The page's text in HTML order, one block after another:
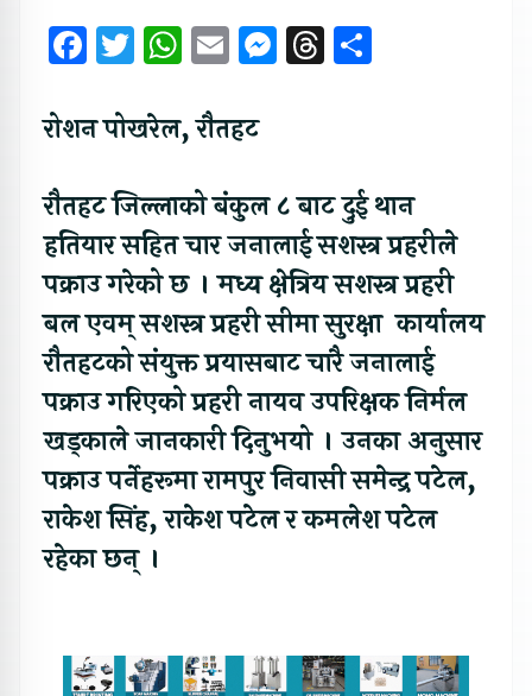
Facebook
Twitter
WhatsApp
EmailMessenger
Threads
रोशन पोखरेल, रौतहट
रौतहट जिल्लाको बंकुल ८ बाट दुई थान
हतियार सहित चार जनालाई सशस्त्र प्रहरीले
पक्राउ गरेको छ । मध्य क्षेत्रिय सशस्त्र प्रहरी
बल एवम् सशस्त्र प्रहरी सीमा सुरक्षा कार्यालय
रौतहटको संयुक्त प्रयासबाट चारै जनालाई
पक्राउ गरिएको प्रहरी नायव उपरिक्षक निर्मल
खड्काले जानकारी दिनुभयो । उनका अनुसार
पक्राउ पर्नेहरूमा रामपुर निवासी समेन्द्र पटेल,
राकेश सिंह, राकेश पटेल र कमलेश पटेल
रहेका छन् ।